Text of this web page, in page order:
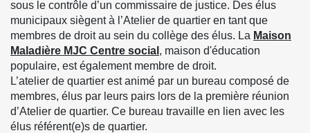
sous le contrôle d’un commissaire de justice. Des élus
municipaux siègent à l’Atelier de quartier en tant que
membres de droit au sein du collège des élus. La Maison
Maladière MJC Centre social , maison d'éducation
populaire, est également membre de droit.
L’atelier de quartier est animé par un bureau composé de
membres, élus par leurs pairs lors de la première réunion
d’Atelier de quartier. Ce bureau travaille en lien avec les
élus référent(e)s de quartier.